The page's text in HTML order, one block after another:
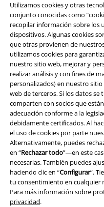
Utilizamos cookies y otras
conjunto conocidas como
recopilar información sobre los
dispositivos. Algunas cookies
que otras provienen de
utilizamos cookies para
nuestro sitio web, mejorar y
realizar análisis y con fines de
personalizados) en nuestro
web de terceros. Si los datos se
comparten con socios que
adecuación conforme a la
debidamente certificados. Al
el uso de cookies por parte
Alternativamente, puedes
en “Rechazar todo”—en este
necesarias. También puedes
haciendo clic en “Configurar”.
tu consentimiento en cualquier
Para más información sobre
privacidad.
15,99 €
Season 5 - Vecna Monsters are
real
Stranger Things Camiseta